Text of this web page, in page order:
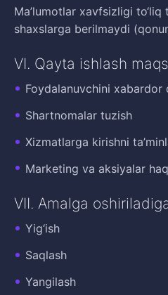
Ma’lumotlar xavfsizligi to‘liq
shaxslarga berilmaydi
VI. Qayta ishlash
Foydalanuvchini xabardor
Shartnomalar tuzish
Xizmatlarga kirishni
Marketing va aksiyalar
VII. Amalga
Yig‘ish
Saqlash
Yangilash